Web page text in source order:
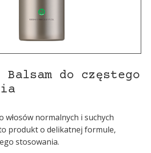
do częstego
włosów normalnych i suchych
produkt o delikatnej formule,
stosowania.